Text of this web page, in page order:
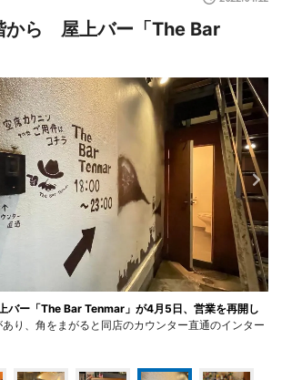
から 屋上バー「The Bar
バー「The Bar Tenmar」が4月5日、営業を再開し
り、角をまがると同店のカウンター直通のインター